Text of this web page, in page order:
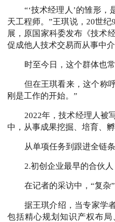
“‘技术经理人’的雏形
天工程师。”王琪说，20世
展，原国家科委发布《技术
促成他人技术交易而从事中
时至今日，这个群体也
但在王琪看来，这个称
刚是工作的开始。”
2022年，技术经理人被
中，从事成果挖掘、培育、
从单项任务到跟进全链
2.初创企业最早的合伙人
在记者的采访中，“复杂
据王琪介绍，当专家学
包括精心规划知识产权布